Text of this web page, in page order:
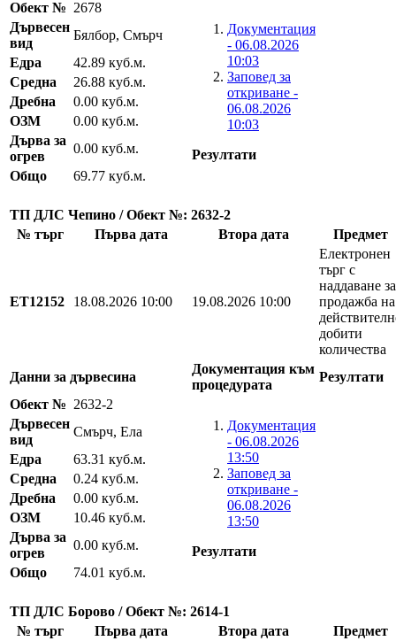
Обект № 2678
Документация
- 06.08.2026
10:03
Заповед за
откриване -
06.08.2026
10:03
Резултати
Дървесен
вид
Бялбор, Смърч
Едра
42.89 куб.м.
Средна
26.88 куб.м.
Дребна
0.00 куб.м.
ОЗМ
0.00 куб.м.
Дърва за
огрев
0.00 куб.м.
Общо
69.77 куб.м.
ТП ДЛС Чепино / Обект №: 2632-2
№ търг
Първа дата Втора дата Предмет
EТ12152 18.08.2026 10:00 19.08.2026 10:00
Електронен
търг с
наддаване за
продажба на
добити
количества
Данни за дървесина
Документация към
процедурата
Резултати
Обект № 2632-2
Документация
- 06.08.2026
13:50
Заповед за
откриване -
06.08.2026
13:50
Резултати
Дървесен
вид
Смърч, Ела
Едра
63.31 куб.м.
Средна
0.24 куб.м.
Дребна
0.00 куб.м.
ОЗМ
10.46 куб.м.
Дърва за
огрев
0.00 куб.м.
Общо
74.01 куб.м.
ТП ДЛС Борово / Обект №: 2614-1
№ търг
Първа дата Втора дата Предмет